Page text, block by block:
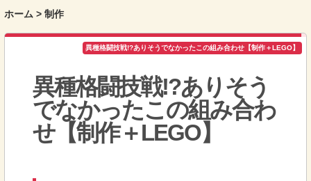
ホーム > 制作
異種格闘技戦!?ありそうでなかったこの組み合わせ【制作＋LEGO】
異種格闘技戦!?ありそう
でなかったこの組み合わ
せ【制作＋LEGO】